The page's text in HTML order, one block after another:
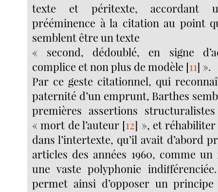
texte et péritexte, accordant
prééminence à la citation au point
semblent être un texte
« second, dédoublé, en signe
complice et non plus de modèle [11] ».
Par ce geste citationnel, qui
paternité d’un emprunt, Barthes
premières assertions
« mort de l’auteur [12] », et
dans l’intertexte, qu’il avait d’abord
articles des années 1960, comme
une vaste polyphonie
permet ainsi d’opposer un